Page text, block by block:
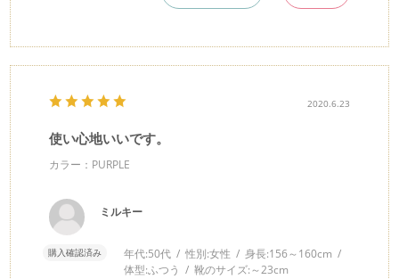
2020.6.23
使い心地いいです。
カラー：PURPLE
ミルキー
購入確認済み 年代:50代 性別:女性 身長:156～160cm
体型:ふつう 靴のサイズ:～23cm